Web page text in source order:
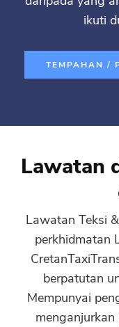
ikuti
TEMPAHAN /
Lawatan
Lawatan Teksi
perkhidmatan
berpatutan
Mempunyai